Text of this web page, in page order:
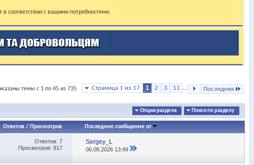
соответствии с вашими потребностями.
Страница 1 из 17 1 2 3 11 ... Последняя
темы с 1 по 45 из 735
Опции раздела Поиск по разделу
Ответов/ Просмотров Последнее сообщение от
Ответов: 7
Просмотров: 817
Sergey_L
06.08.2026 13:49